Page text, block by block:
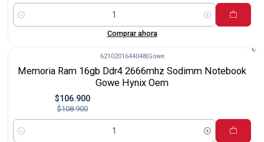
Cantidad
Comprar ahora
6210201644048| Gowe
Memoria Ram 16gb Ddr4 2666mhz Sodimm Notebook
Gowe Hynix Oem
$106.900
$108.900
Cantidad